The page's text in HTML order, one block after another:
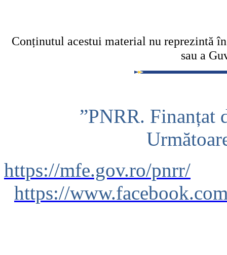
Conținutul acestui material nu reprezintă
sau a
”PNRR. Finanțat
https://mfe.gov.ro/pnrr/
https://